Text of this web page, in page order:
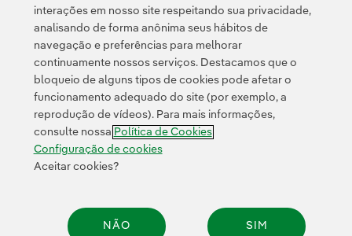
Política de Privacidade Informação legal
Transparência no uso da IA Política de cookies Configuração de cookies
Acessibilidade Canal de denúncias
© 2026 Iberdrola, S.A. Todos os direitos reservados.
interações em nosso site respeitando sua privacidade,
analisando de forma anônima seus hábitos de
navegação e preferências para melhorar
continuamente nossos serviços. Destacamos que o
bloqueio de alguns tipos de cookies pode afetar o
funcionamento adequado do site (por exemplo, a
reprodução de vídeos). Para mais informações,
consulte nossa Política de Cookies
Configuração de cookies
Aceitar cookies?
NÃO SIM